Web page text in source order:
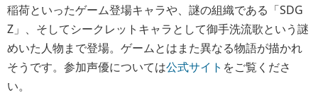
稲荷といったゲーム登場キャラや、謎の組織である「SDG
Z」、そしてシークレットキャラとして御手洗流歌という謎
めいた人物まで登場。ゲームとはまた異なる物語が描かれ
そうです。参加声優については公式サイト をご覧くださ
い。